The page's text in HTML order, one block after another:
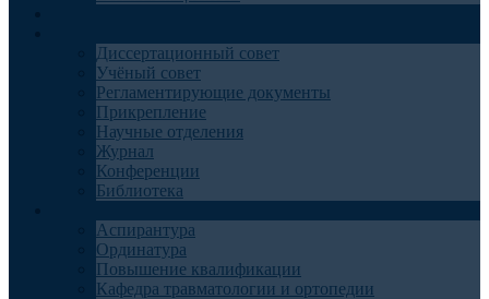
Диссертационный совет
Учёный совет
Регламентирующие документы
Прикрепление
Научные отделения
Журнал
Конференции
Библиотека
Аспирантура
Ординатура
Повышение квалификации
Кафедра травматологии и ортопедии